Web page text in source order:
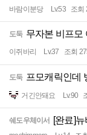
바람이분당 Lv.53 조회
도둑 무자본 비프모
이쥐바리 Lv.37 조회
도둑 프모캐릭인데
거긴안돼요 Lv.90
쉐도우체이서 [완료]